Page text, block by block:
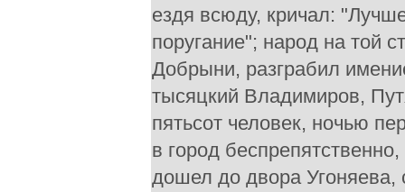
ездя всюду, кричал:
поругание"; народ на той
Добрыни, разграбил
тысяцкий Владимиров,
пятьсот человек, ночью
в город
дошел до двора Угоняева,